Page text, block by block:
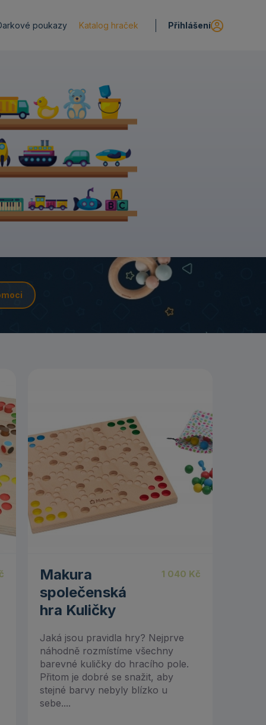
poukazy Katalog hraček Přihlášení
Makura
společenská
hra Kuličky
1 040 Kč
Jaká jsou pravidla hry? Nejprve
náhodně rozmístíme všechny
barevné kuličky do hracího pole.
Přitom je dobré se snažit, aby
stejné barvy nebyly blízko u
sebe....